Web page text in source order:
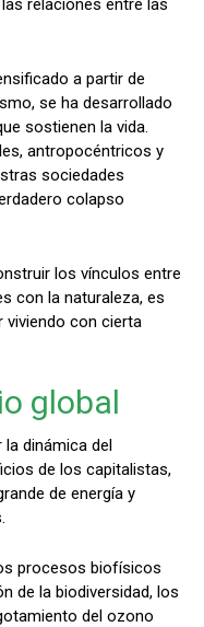
relaciones entre las
a partir de
se ha desarrollado
sostienen la vida.
antropocéntricos y
sociedades
colapso
los vínculos entre
con la naturaleza, es
viviendo con cierta
global
dinámica del
de los capitalistas,
de energía y
procesos biofísicos
de la biodiversidad, los
del ozono